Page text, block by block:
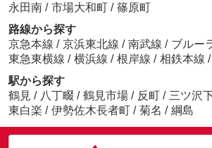
永田南 / 市場大和町 / 篠原町
路線から探す
京急本線 / 京浜東北線 / 南武線 / ブルー
東急東横線 / 横浜線 / 根岸線 / 相鉄本線 /
駅から探す
鶴見 / 八丁畷 / 鶴見市場 / 反町 / 三ツ沢
東白楽 / 伊勢佐木長者町 / 菊名 / 綱島